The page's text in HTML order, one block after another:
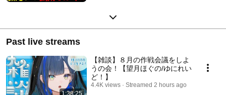
Past live streams
1:38:25
【雑談】８月の作戦会議をしよ
うの会！【望月ほぐの/ゆにれい
ど！】
4.4K views Streamed 2 hours ago